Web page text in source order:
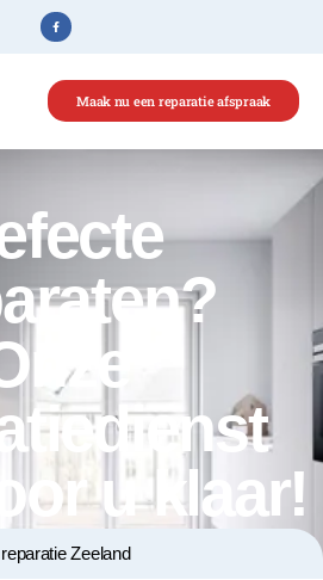
Maak nu een reparatie afspraak
u klaar!
Zeeland